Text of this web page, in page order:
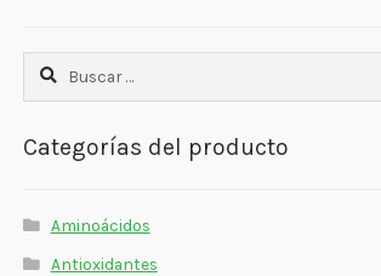
Estados De Ánimo
Cocó March
Buscar:
Categorías del producto
Aminoácidos
Antioxidantes